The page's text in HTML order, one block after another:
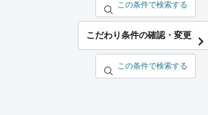
この条件で検索する
こだわり条件の確認・変更
この条件で検索する